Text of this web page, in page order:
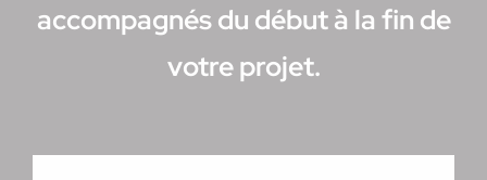
accompagnés du début à la fin de
votre projet.